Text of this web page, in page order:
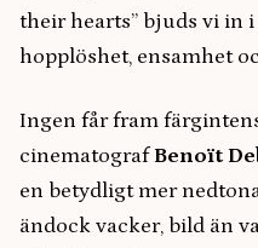
their hearts” bjuds vi in
hopplöshet, ensamhet
Ingen får fram
cinematografBenoït
en betydligt mer
ändock vacker, bild än